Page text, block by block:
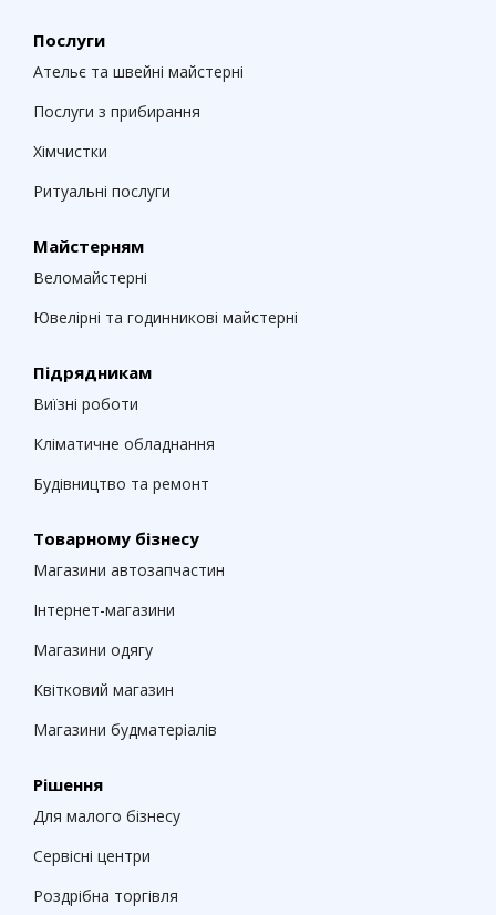
Послуги
Ательє та швейні майстерні
Послуги з прибирання
Хімчистки
Ритуальні послуги
Майстерням
Веломайстерні
Ювелірні та годинникові майстерні
Підрядникам
Виїзні роботи
Кліматичне обладнання
Будівництво та ремонт
Товарному бізнесу
Магазини автозапчастин
Інтернет-магазини
Магазини одягу
Квітковий магазин
Магазини будматеріалів
Рішення
Для малого бізнесу
Сервісні центри
Роздрібна торгівля